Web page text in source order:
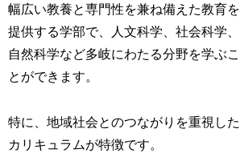
幅広い教養と専門性を兼ね備えた教育を
提供する学部で、人文科学、社会科学、
自然科学など多岐にわたる分野を学ぶこ
とができます。
特に、地域社会とのつながりを重視した
カリキュラムが特徴です。